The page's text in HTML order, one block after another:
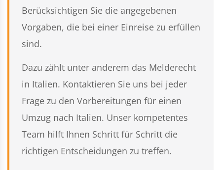
Berücksichtigen Sie die angegebenen
Vorgaben, die bei einer Einreise zu erfüllen
sind.
Dazu zählt unter anderem das Melderecht
in Italien. Kontaktieren Sie uns bei jeder
Frage zu den Vorbereitungen für einen
Umzug nach Italien. Unser kompetentes
Team hilft Ihnen Schritt für Schritt die
richtigen Entscheidungen zu treffen.